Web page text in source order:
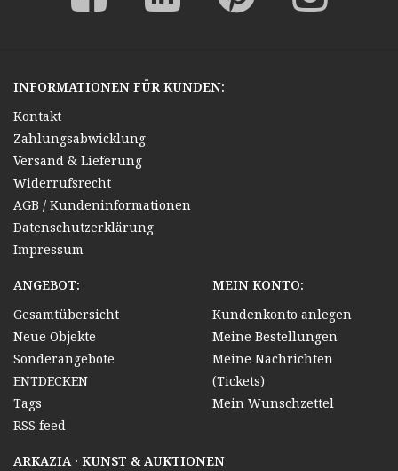
INFORMATIONEN FÜR KUNDEN:
Kontakt
Zahlungsabwicklung
Versand & Lieferung
Widerrufsrecht
AGB / Kundeninformationen
Datenschutzerklärung
Impressum
ANGEBOT:
Gesamtübersicht
Neue Objekte
Sonderangebote
ENTDECKEN
Tags
RSS feed
MEIN KONTO:
Kundenkonto anlegen
Meine Bestellungen
Meine Nachrichten
(Tickets)
Mein Wunschzettel
ARKAZIA · KUNST & AUKTIONEN